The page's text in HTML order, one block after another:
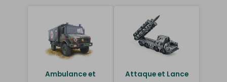
Ambulance et
Attaque et Lance